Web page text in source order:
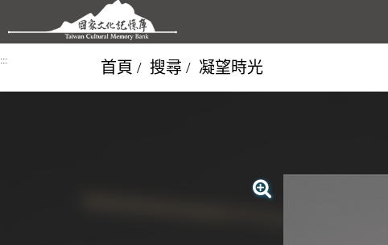
跳到主要內容區塊
::: 首頁 搜尋 凝望時光